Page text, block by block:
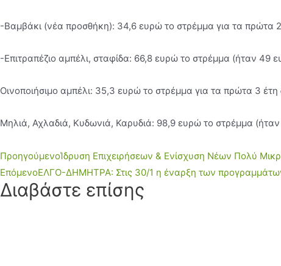
-Βαµβάκι (νέα προσθήκη): 34,6 ευρώ το στρέµµα για τα πρώτα
-Επιτραπέζιο αµπέλι, σταφίδα: 66,8 ευρώ το στρέµµα (ήταν
Οινοποιήσιµο αµπέλι: 35,3 ευρώ το στρέµµα για τα πρώτα 3
Μηλιά, Αχλαδιά, Κυδωνιά, Καρυδιά: 98,9 ευρώ το στρέµµα
ΠροηγούμενοΊδρυση Επιχειρήσεων & Ενίσχυση Νέων Πολύ
ΕπόμενοΕΛΓΟ-ΔΗΜΗΤΡΑ: Στις 30/1 η έναρξη των
Διαβάστε επίσης